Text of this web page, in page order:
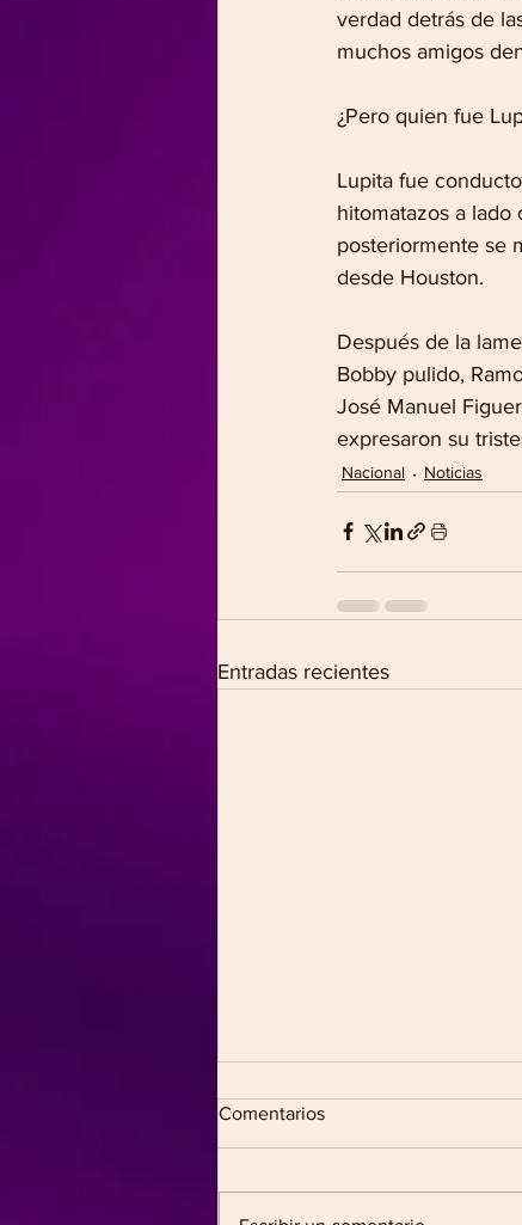
verdad detrás de
muchos amigos
¿Pero quien fue
Lupita fue
hitomatazos a
posteriormente se
desde Houston.
Después de la
Bobby pulido,
José Manuel
expresaron su
Nacional Noticias
Entradas recientes
Comentarios